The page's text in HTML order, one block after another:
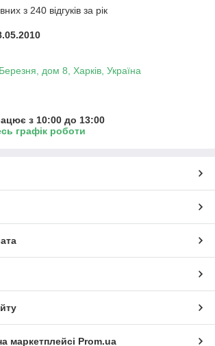
Крім цього, хвіртка може бути як
брендами, такими як концерн Faac
Китай пропонує автоматичні
постійну навантаження в
ворота, якими
стоять окремо від звичних рішень. Якщо
місце, ви, звичайно ж, захочете
з 240 відгуків за рік
дом 8, Харків, Україна
з 10:00 до 13:00
графік роботи
маркетплейсі Prom.ua